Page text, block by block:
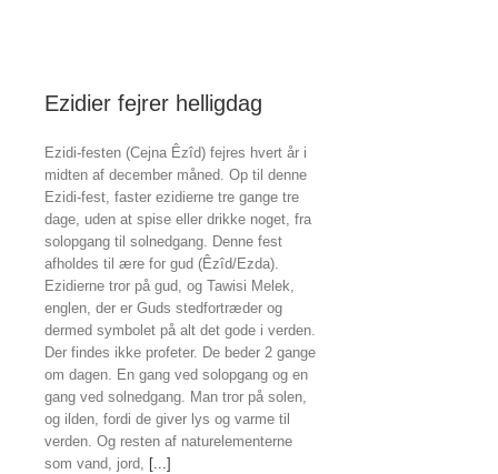
Ezidier fejrer helligdag
Ezidi-festen (Cejna Êzîd) fejres hvert år i
midten af december måned. Op til denne
Ezidi-fest, faster ezidierne tre gange tre
dage, uden at spise eller drikke noget, fra
solopgang til solnedgang. Denne fest
afholdes til ære for gud (Êzîd/Ezda).
Ezidierne tror på gud, og Tawisi Melek,
englen, der er Guds stedfortræder og
dermed symbolet på alt det gode i verden.
Der findes ikke profeter. De beder 2 gange
om dagen. En gang ved solopgang og en
gang ved solnedgang. Man tror på solen,
og ilden, fordi de giver lys og varme til
verden. Og resten af naturelementerne
som vand, jord, [...]